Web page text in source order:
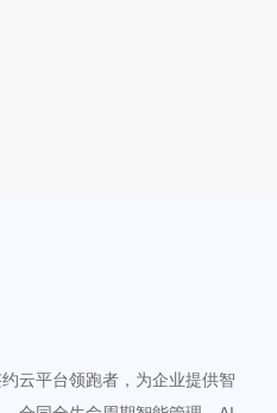
云平台领跑者，为企业提供智